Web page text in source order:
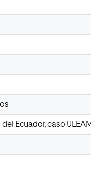
Ecuador, caso